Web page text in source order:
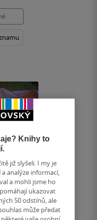
Knihy to
již slyšeli. I my je
analýze informací,
a mohli jsme ho
ukazovat
50 odstínů, ale
může předat